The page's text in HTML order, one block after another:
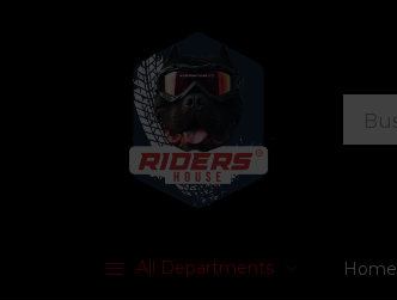
All Departments Home